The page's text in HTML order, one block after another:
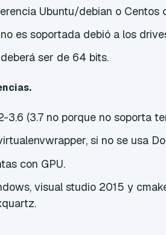
Ubuntu/debian o Centos
es soportada debió a los
ser de 64 bits.
3.6 (3.7 no porque no soporta
si no se usa
con GPU.
visual studio 2015 y